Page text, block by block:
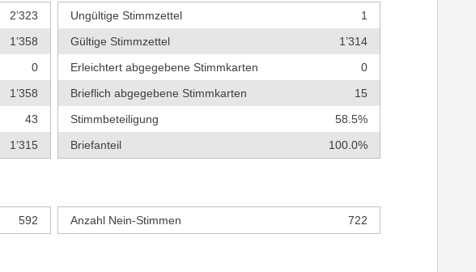
2’323
1’358
0
1’358
43
1’315
Ungültige Stimmzettel
1
Gültige Stimmzettel
1’314
Erleichtert abgegebene Stimmkarten
0
Brieflich abgegebene Stimmkarten
15
Stimmbeteiligung
58.5%
Briefanteil
100.0%
592 Anzahl Nein-Stimmen 722